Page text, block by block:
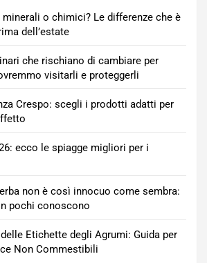
o chimici? Le differenze che è
dell’estate
che rischiano di cambiare per
visitarli e proteggerli
Crespo: scegli i prodotti adatti per
ecco le spiagge migliori per i
non è così innocuo come sembra:
pochi conoscono
Etichette degli Agrumi: Guida per
Non Commestibili